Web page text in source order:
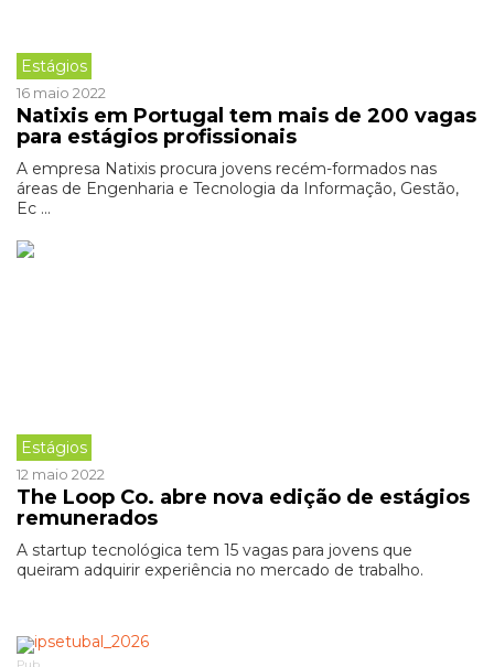
Estágios
16 maio 2022
Natixis em Portugal tem mais de 200 vagas
para estágios profissionais
A empresa Natixis procura jovens recém-formados nas
áreas de Engenharia e Tecnologia da Informação, Gestão,
Ec ...
Estágios
12 maio 2022
The Loop Co. abre nova edição de estágios
remunerados
A startup tecnológica tem 15 vagas para jovens que
queiram adquirir experiência no mercado de trabalho.